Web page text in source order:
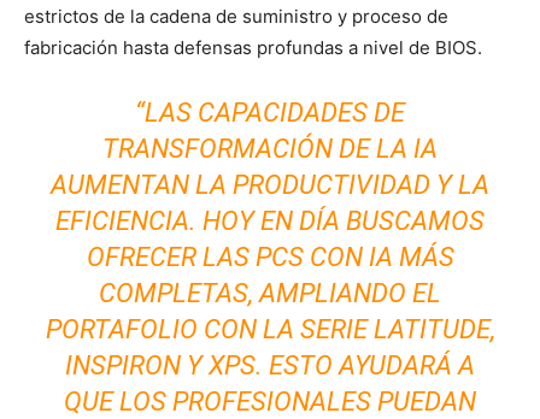
estrictos de la cadena de suministro y proceso de
fabricación hasta defensas profundas a nivel de BIOS.
“LAS CAPACIDADES DE
TRANSFORMACIÓN DE LA IA
AUMENTAN LA PRODUCTIVIDAD Y LA
EFICIENCIA. HOY EN DÍA BUSCAMOS
OFRECER LAS PCS CON IA MÁS
COMPLETAS, AMPLIANDO EL
PORTAFOLIO CON LA SERIE LATITUDE,
INSPIRON Y XPS. ESTO AYUDARÁ A
QUE LOS PROFESIONALES PUEDAN